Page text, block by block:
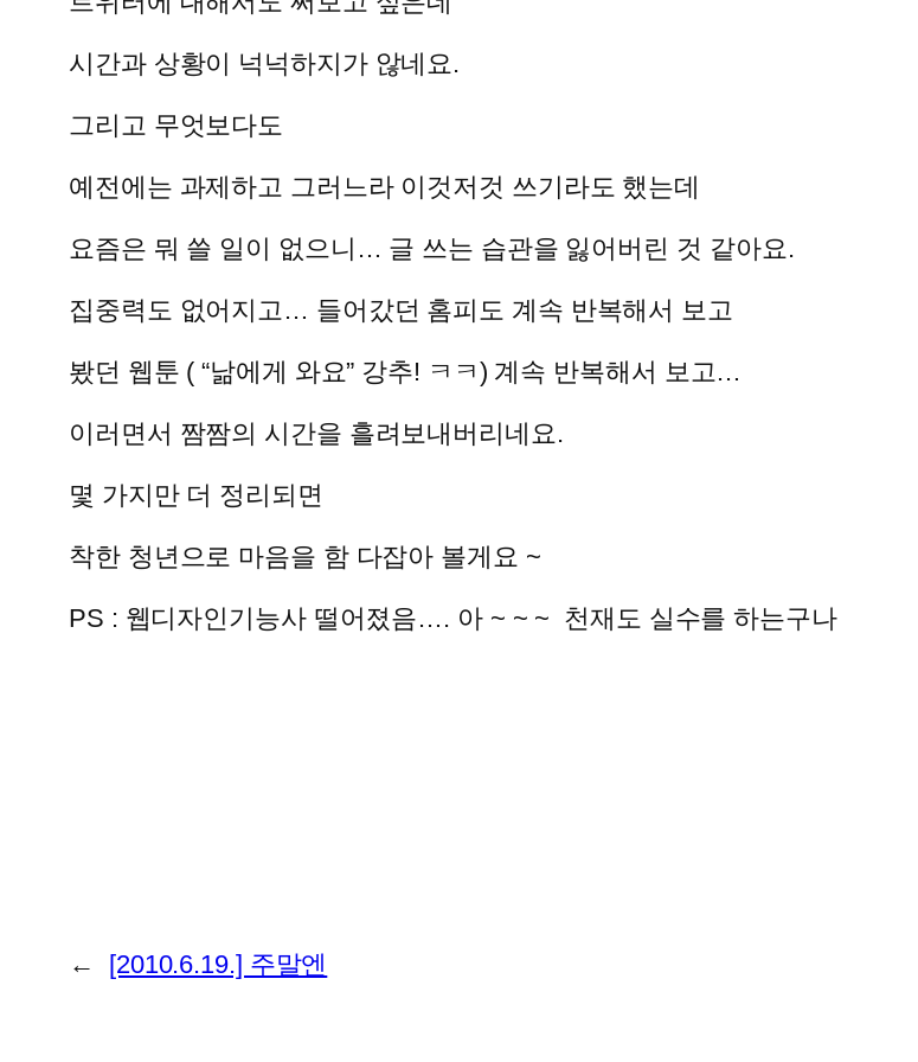
시간과 상황이 넉넉하지가 않네요.
그리고 무엇보다도
예전에는 과제하고 그러느라 이것저것 쓰기라도 했는데
요즘은 뭐 쓸 일이 없으니… 글 쓰는 습관을 잃어버린 것 같아요.
집중력도 없어지고… 들어갔던 홈피도 계속 반복해서 보고
봤던 웹툰 ( “낢에게 와요” 강추! ㅋㅋ) 계속 반복해서 보고…
이러면서 짬짬의 시간을 흘려보내버리네요.
몇 가지만 더 정리되면
착한 청년으로 마음을 함 다잡아 볼게요 ~
PS : 웹디자인기능사 떨어졌음…. 아 ~ ~ ~ 천재도 실수를 하는구나
← [2010.6.19.] 주말엔